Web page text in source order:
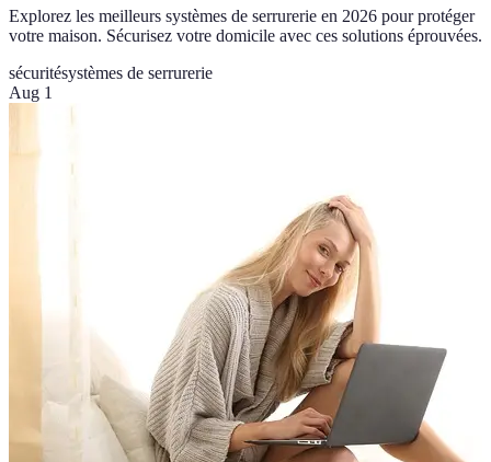
Explorez les meilleurs systèmes de serrurerie en 2026 pour protéger
votre maison. Sécurisez votre domicile avec ces solutions éprouvées.
sécuritésystèmes de serrurerie
Aug 1